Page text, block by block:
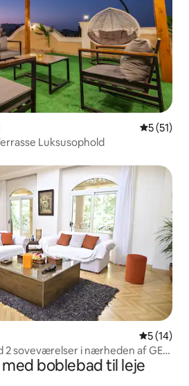
5 ud af 5
5 (51)
Luksusophold
5 ud af 5 i
5 (14)
2 soveværelser i nærheden af GEM
boblebad til leje